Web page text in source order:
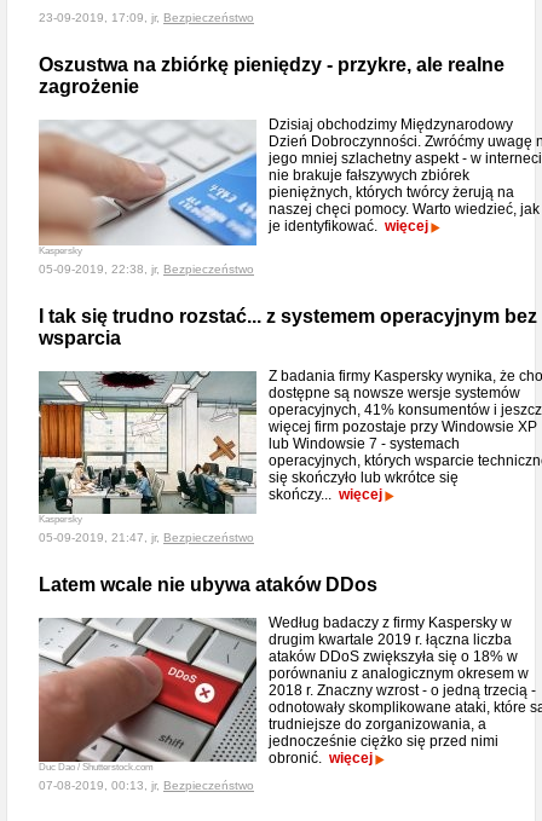
23-09-2019, 17:09, jr, Bezpieczeństwo
Oszustwa na zbiórkę pieniędzy - przykre, ale realne
zagrożenie
Kaspersky
Dzisiaj obchodzimy Międzynarodowy
Dzień Dobroczynności. Zwróćmy uwagę
jego mniej szlachetny aspekt - w
nie brakuje fałszywych zbiórek
pieniężnych, których twórcy żerują na
naszej chęci pomocy. Warto wiedzieć, jak
je identyfikować. więcej
05-09-2019, 22:38, jr, Bezpieczeństwo
I tak się trudno rozstać... z systemem operacyjnym bez
wsparcia
Kaspersky
Z badania firmy Kaspersky wynika, że
dostępne są nowsze wersje systemów
operacyjnych, 41% konsumentów i
więcej firm pozostaje przy Windowsie XP
lub Windowsie 7 - systemach
operacyjnych, których wsparcie
się skończyło lub wkrótce się
skończy... więcej
05-09-2019, 21:47, jr, Bezpieczeństwo
Latem wcale nie ubywa ataków DDos
Duc Dao / Shutterstock.com
Według badaczy z firmy Kaspersky w
drugim kwartale 2019 r. łączna liczba
ataków DDoS zwiększyła się o 18% w
porównaniu z analogicznym okresem w
2018 r. Znaczny wzrost - o jedną trzecią -
odnotowały skomplikowane ataki, które
trudniejsze do zorganizowania, a
jednocześnie ciężko się przed nimi
obronić. więcej
07-08-2019, 00:13, jr, Bezpieczeństwo